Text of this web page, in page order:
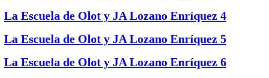
La Escuela de Olot y JA Lozano Enríquez 4
La Escuela de Olot y JA Lozano Enríquez 5
La Escuela de Olot y JA Lozano Enríquez 6